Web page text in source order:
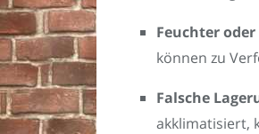
Feuchter
können zu
Falsche
akklimatisiert,